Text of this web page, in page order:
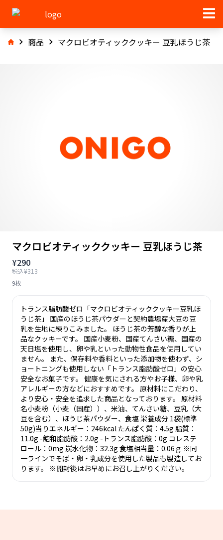
商品 マクロビオティッククッキー 豆乳ほうじ茶
マクロビオティッククッキー 豆乳ほうじ茶
¥290
税込¥313
9枚
トランス脂肪酸ゼロ「マクロビオティッククッキー豆乳ほ
うじ茶」 国産のほうじ茶パウダーと契約農場産大豆の豆
乳を生地に練りこみました。 ほうじ茶の芳醇な香りが上
品なクッキーです。 国産小麦粉、国産てんさい糖、国産の
天日塩を使用し、卵や乳といった動物性食品を使用してい
ません。 また、保存料や香料といった添加物を使わず、シ
ョートニングも使用しない「トランス脂肪酸ゼロ」の安心
安全なお菓子です。 健康を気にされる方やお子様、卵や乳
アレルギーの方などにおすすめです。 原材料にこだわり、
より安心・安全を追求した商品となっております。 原材料
名小麦粉（小麦（国産））、米油、てんさい糖、豆乳（大
豆を含む）、ほうじ茶パウダー、食塩 栄養成分 1袋(標準
50g)当りエネルギー：246kcal たんぱく質：4.5g 脂質：
11.0g -飽和脂肪酸：2.0g -トランス脂肪酸：0g コレステ
ロール：0mg 炭水化物：32.3g 食塩相当量：0.06ｇ ※同
一ラインでそば・卵・乳成分を使用した製品も製造してお
ります。 ※開封後はお早めにお召し上がりください。